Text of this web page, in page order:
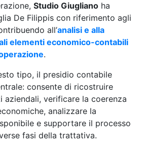
Studio Giugliano ha
De Filippis con riferimento agli
all’analisi e alla
elementi economico-contabili
.
tipo, il presidio contabile
consente di ricostruire
verificare la coerenza
analizzare la
e supportare il processo
fasi della trattativa.